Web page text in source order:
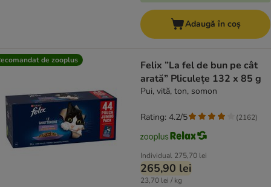
Adaugă în coș
de zooplus
Felix ”La fel de bun pe cât
arată” Pliculețe 132 x 85 g
Pui, vită, ton, somon
Individual 275,70 lei
265,90 lei
23,70 lei / kg
Rating: 4.2/5 (2162)